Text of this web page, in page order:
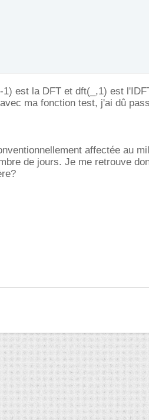
est la DFT et dft(_,1) est
ma fonction test, j'ai dû
affectée au
de jours. Je me retrouve